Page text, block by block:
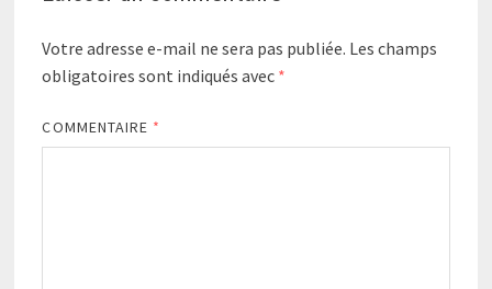
Votre adresse e-mail ne sera pas publiée. Les champs
obligatoires sont indiqués avec *
COMMENTAIRE *